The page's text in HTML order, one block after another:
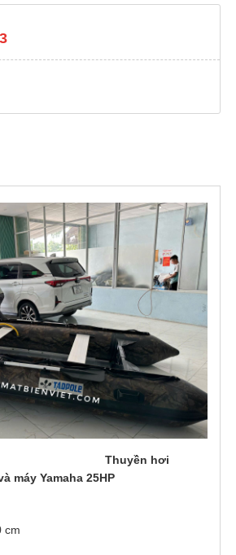
hơi
máy Yamaha 25HP
cm